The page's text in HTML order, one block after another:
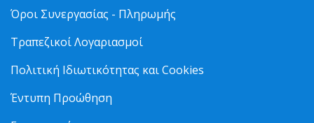
Όροι Συνεργασίας - Πληρωμής
Τραπεζικοί Λογαριασμοί
Πολιτική Ιδιωτικότητας και Cookies
Έντυπη Προώθηση